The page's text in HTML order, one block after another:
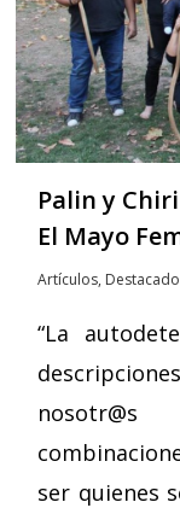
Palin y
El Mayo
Artículos,
“La
ser quienes